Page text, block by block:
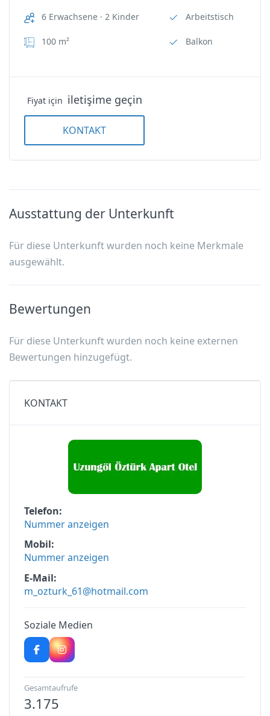
Dusche/WC
Haartrockner
Küche
Nichtraucherzimmer
TV
Arbeitstisch
Elektrischer Wasserkocher
Haartrockner
Nichtraucherzimmer
Schalldämmung
Whirlpool
Wi-Fi
Zimmerservice
6 Erwachsene · 2 Kinder
100 m²
Arbeitstisch
Balkon
Fiyat için iletişime geçin
KONTAKT
Ausstattung der Unterkunft
Für diese Unterkunft wurden noch keine Merkmale
ausgewählt.
Bewertungen
Für diese Unterkunft wurden noch keine externen
Bewertungen hinzugefügt.
KONTAKT
Telefon
Nummer anzeigen
Mobil
Nummer anzeigen
E-Mail
m_ozturk_61@hotmail.com
Soziale Medien
Gesamtaufrufe
3.175